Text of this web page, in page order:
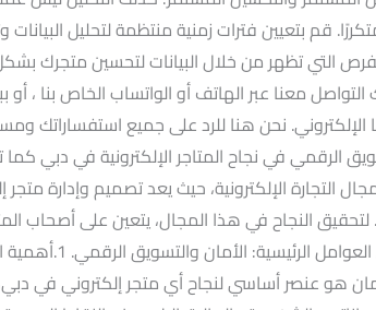
قم بتعيين فترات زمنية منتظمة لتحليل البيانات
التي تظهر من خلال البيانات لتحسين متجرك
معنا عبر الهاتف أو الواتساب الخاص بنا ،
الإلكتروني. نحن هنا للرد على جميع استفساراتك
الرقمي في نجاح المتاجر الإلكترونية في دبي
التجارة الإلكترونية، حيث يعد تصميم وإدارة متجر
النجاح في هذا المجال، يتعين على أصحاب
التركيز على اثنين من
هو عنصر أساسي لنجاح أي متجر إلكتروني في